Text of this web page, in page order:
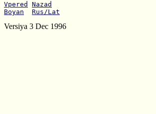
Vpered
Nazad
Boyan
Rus/Lat
Versiya 3 Dec 1996